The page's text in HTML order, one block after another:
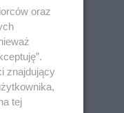
oraz
znajdujący
tej